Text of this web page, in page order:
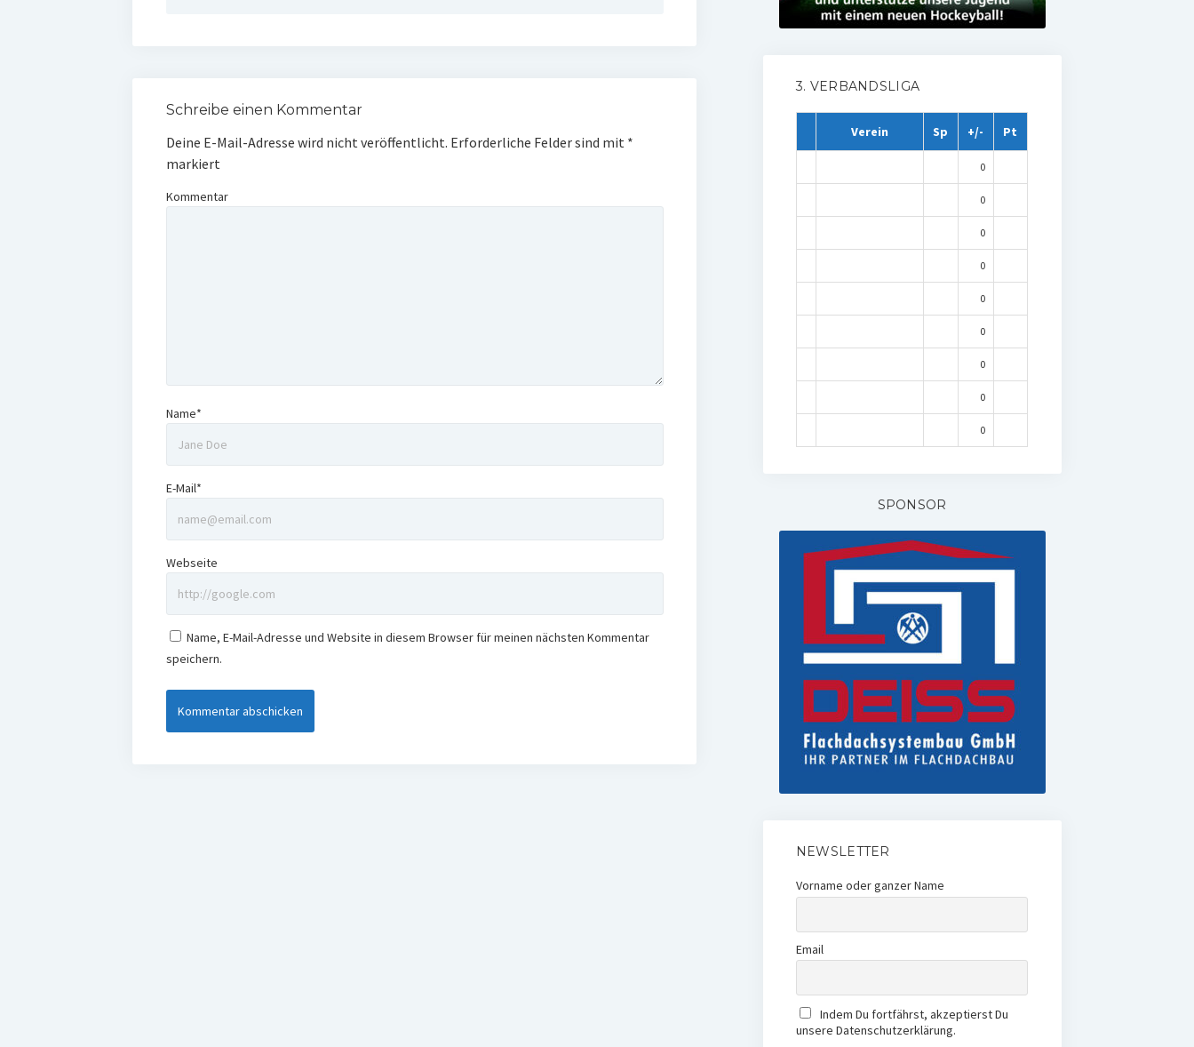
Schreibe einen Kommentar
Deine E-Mail-Adresse wird nicht veröffentlicht. Erforderliche Felder sind mit *
markiert
Kommentar
Name*
E-Mail*
Webseite
Name, E-Mail-Adresse und Website in diesem Browser für meinen nächsten Kommentar
speichern.
3. VERBANDSLIGA
Verein Sp +/- Pt
0
0
0
0
0
0
0
0
0
SPONSOR
NEWSLETTER
Vorname oder ganzer Name
Email
Indem Du fortfährst, akzeptierst Du
unsere Datenschutzerklärung.